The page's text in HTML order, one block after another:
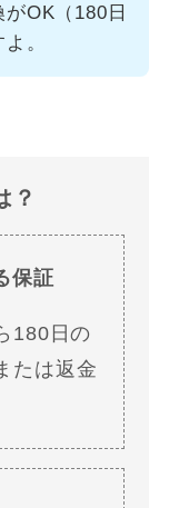
OK（180日
。
？
保証
180日の
たは返金